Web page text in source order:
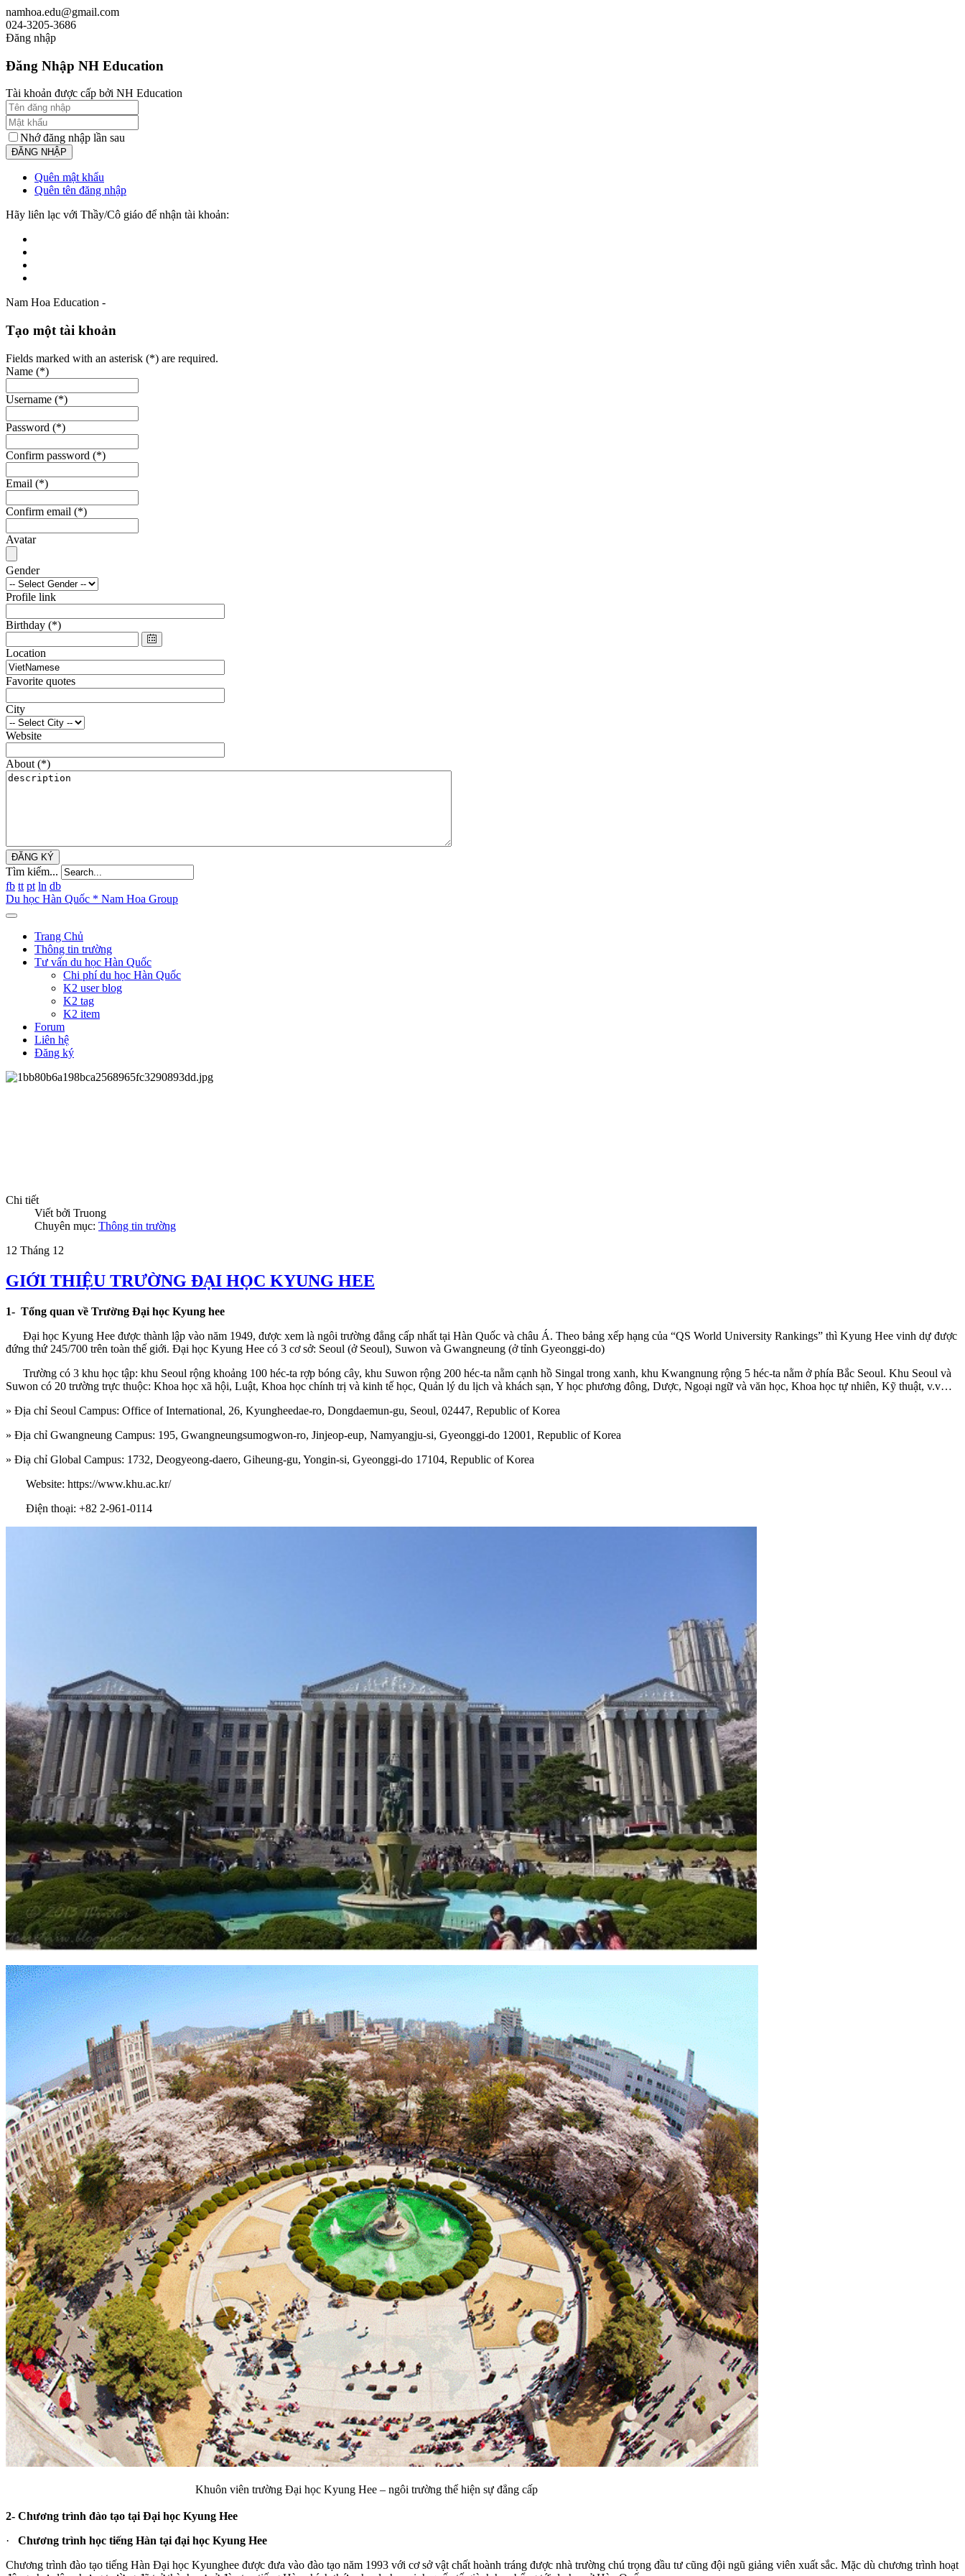
namhoa.edu@gmail.com
024-3205-3686
Đăng nhập
Đăng Nhập NH Education
Tài khoản được cấp bởi NH Education
Nhớ đăng nhập lần sau
Quên mật khẩu
Quên tên đăng nhập
Hãy liên lạc với Thầy/Cô giáo để nhận tài khoản:
Nam Hoa Education -
Tạo một tài khoản
Fields marked with an asterisk (*) are required.
Name (*)
Username (*)
Password (*)
Confirm password (*)
Email (*)
Confirm email (*)
Avatar
Gender
Profile link
Birthday (*)
Location
Favorite quotes
City
Website
About (*)
ĐĂNG KÝ
Tìm kiếm...
fb tt pt ln db
Du học Hàn Quốc * Nam Hoa Group
Trang Chủ
Thông tin trường
Tư vấn du học Hàn Quốc
Chi phí du học Hàn Quốc
K2 user blog
K2 tag
K2 item
Forum
Liên hệ
Đăng ký
Chi tiết
Viết bởi Truong
Chuyên mục: Thông tin trường
12 Tháng 12
GIỚI THIỆU TRƯỜNG ĐẠI HỌC KYUNG HEE
1- Tổng quan về Trường Đại học Kyung hee
Đại học Kyung Hee được thành lập vào năm 1949, được xem là ngôi trường đẳng cấp nhất tại Hàn Quốc và châu Á. Theo bảng xếp hạng của “QS World University Rankings” thì Kyung Hee vinh dự được
đứng thứ 245/700 trên toàn thế giới. Đại học Kyung Hee có 3 cơ sở: Seoul (ở Seoul), Suwon và Gwangneung (ở tỉnh Gyeonggi-do)
Trường có 3 khu học tập: khu Seoul rộng khoảng 100 héc-ta rợp bóng cây, khu Suwon rộng 200 héc-ta nằm cạnh hồ Singal trong xanh, khu Kwangnung rộng 5 héc-ta nằm ở phía Bắc Seoul. Khu Seoul và
Suwon có 20 trường trực thuộc: Khoa học xã hội, Luật, Khoa học chính trị và kinh tế học, Quản lý du lịch và khách sạn, Y học phương đông, Dược, Ngoại ngữ và văn học, Khoa học tự nhiên, Kỹ thuật, v.v…
» Địa chỉ Seoul Campus: Office of International, 26, Kyungheedae-ro, Dongdaemun-gu, Seoul, 02447, Republic of Korea
» Địa chỉ Gwangneung Campus: 195, Gwangneungsumogwon-ro, Jinjeop-eup, Namyangju-si, Gyeonggi-do 12001, Republic of Korea
» Điạ chỉ Global Campus: 1732, Deogyeong-daero, Giheung-gu, Yongin-si, Gyeonggi-do 17104, Republic of Korea
Website: https://www.khu.ac.kr/
Điện thoại: +82 2-961-0114
Khuôn viên trường Đại học Kyung Hee – ngôi trường thể hiện sự đẳng cấp
2- Chương trình đào tạo tại Đại học Kyung Hee
·
Chương trình học tiếng Hàn tại đại học Kyung Hee
Chương trình đào tạo tiếng Hàn Đại học Kyunghee được đưa vào đào tạo năm 1993 với cơ sở vật chất hoành tráng được nhà trường chú trọng đầu tư cũng đội ngũ giảng viên xuất sắc. Mặc dù chương trình hoạt